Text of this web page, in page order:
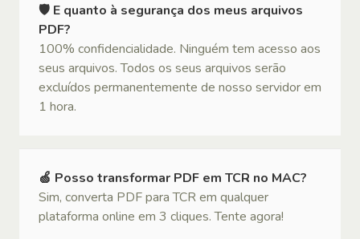
🛡 E quanto à segurança dos meus arquivos
PDF?
100% confidencialidade. Ninguém tem acesso aos
seus arquivos. Todos os seus arquivos serão
excluídos permanentemente de nosso servidor em
1 hora.
🍏 Posso transformar PDF em TCR no MAC?
Sim, converta PDF para TCR em qualquer
plataforma online em 3 cliques. Tente agora!